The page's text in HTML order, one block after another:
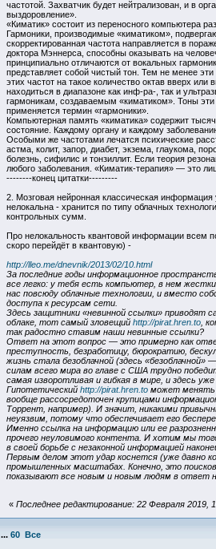
частотой. Захватчик будет нейтрализован, и в
выздоровление».
«Киматик» состоит из переносного компьютера
Гармоники, производимые «киматиком»,
скорректированная частота направляется в
доктора Мэннерса, способны оказывать на
принципиально отличаются от вокальных
представляет собой чистый тон. Тем не менее
этих частот на такое количество октав вверх
находиться в диапазоне как инф-ра-, так и
гармоникам, создаваемым «киматиком». Тоны
применяется термин «гармоники».
Компьютерная память «киматика» содержит
состояние. Каждому органу и каждому
Особыми же частотами лечатся психические
астма, колит, запор, диабет, экзема, глаукома,
болезнь, сифилис и тонзиллит. Если теория
любого заболевания. «Киматик-терапия» — это
--------конец цитатки---------
2. Мозговая нейронная классическая информация
нелокальна - хранится по типу облачных
контрольных сумм.
Про нелокальность квантовой информации всем
скоро перейдёт в квантовую) -
http://lleo.me/dnevnik/2013/02/10.html
За последние годы информационное
все легко: у тебя есть компьютер, в нем
нас повсюду облачные технологии, и вместо
доступа к ресурсам сети.
Здесь защитники «невинной ссылки» приводят
облаке, тот самый зловещий http://pirat.hren.to,
так радостно ставим наши невинные ссылки?
Ответ на этот вопрос — это примерно как
преступность, безработицу, бюрократию,
жизнь стала безоблачной (здесь
силам всего мира во главе с США трудно
самая изворотливая и гибкая в мире, и здесь
Гипотетический http://pirat.hren.toможет менять
вообще рассосредоточен крупицами
Торрент, например). И значит, никакими
неуязвим, потому что обеспечивает его
Именно ссылка на информацию или ее
прочего неуловимого контента. И хотим мы
в своей борьбе с незаконной информацией
Первым делом этот удар коснется (уже давно
промышленных масштабах. Конечно, это
показывают все новым и новым людям в ответ
« Последнее редактирование: 22 Февраля 2019,
... 60 Все